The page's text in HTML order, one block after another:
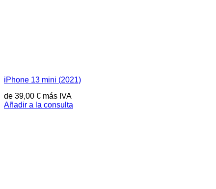
iPhone 13 mini (2021)
de 39,00 € más IVA
Añadir a la consulta